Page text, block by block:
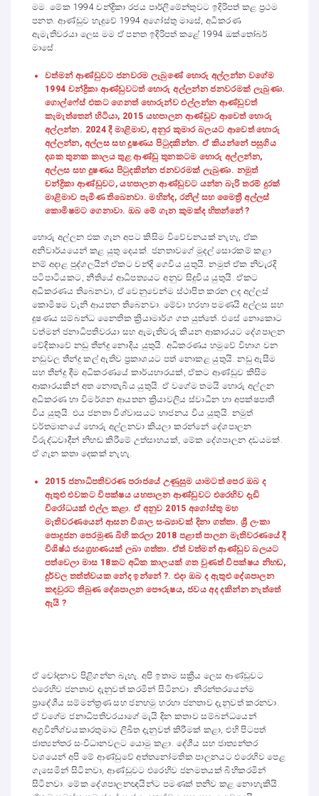
මම. මේක 1994 චන්ද්‍රිකා රජය පාර්ලිමේන්තුවට ඉදිරිපත් කළ ප්‍රථම
පනත. ආණ්ඩුව හැදුවේ 1994 අගෝස්තු මාසේ, අධිකරණ
ඇමැතිවරයා ලෙස මම ඒ පනත ඉදිරිපත් කළේ 1994 ඔක්තෝබර්
මාසේ.
වත්මන් ආණ්ඩුවට ජනවරම ලැබුණේ හොරු අල්ලන්න වගේම
1994 චන්ද්‍රිකා ආණ්ඩුවටත් හොරු අල්ලන්න ජනවරමක් ලැබුණා.
ගොල්ෆේස් එකට ගෙනත් හොරුන්ව එල්ලන්න ආණ්ඩුවත්
කැමැත්තෙන් හිටියා, 2015 යහපාලන ආණ්ඩුව ආවෙත් හොරු
අල්ලන්න. 2024 දී මාළිමාව, අනුර කුමාර බලයට ආවෙත් හොරු
අල්ලන්න, අල්ලස සහ දූෂණය පිටුදකින්න. ඒ කියන්නේ පසුගිය
දශක තුනක කාලය තුළ ආණ්ඩු තුනකටම හොරු අල්ලන්න,
අල්ලස සහ දූෂණය පිටුදකින්න ජනවරමක් ලැබුණා. නමුත්
චන්ද්‍රිකා ආණ්ඩුවට, යහපාලන ආණ්ඩුවට යන්න බැරි තරම් දුරක්
මාළිමාව පැමිණ තිබෙනවා. මහින්ද, රනිල් සහ මෛත්‍රී අල්ලස්
කොමිෂමට ගෙනාවා. ඔබ මේ ගැන කුමක්ද හිතන්නේ ?
හොරු අල්ලන එක ගැන අපට කිසිම විවේචනයක් නැහැ, ඒක
අනිවාර්යයෙන් කළ යුතු දෙයක්. ජනතාවගේ මුදල් සොරකම් කළා
නම් අදාළ පුද්ගලයින් ඒකට වන්දි ගෙවිය යුතුයි. නමුත් ඒක නිවැරදි
පටිපාටියකට, නීතියේ ආධිපත්‍යයට අනුව සිදුවිය යුතුයි. ඒකට
අධිකරණය තිබෙනවා, ඒ වෙනුවෙන්ම ස්ථාපිත කරන ලද අල්ලස්
කොමිෂම වැනි ආයතන තිබෙනවා. මේවා හරහා පමණයි අල්ලස සහ
දූෂණය සම්බන්ධ නෛතික ක්‍රියාමාර්ග ගත යුත්තේ. එසේ නොකොට
වත්මන් ජනාධිපතිවරයා සහ ඇමැතිවරු කියන ආකාරයට දේශපාලන
වේදිකාවේ නඩු තීන්දු නොදිය යුතුයි. අධිකරණය හමුවේ විභාග වන
නඩුවල තීන්දු කල් ඇතිව ප්‍රකාශයට පත් නොකළ යුතුයි. නඩු ඇසීම
සහ තීන්දු දීම අධිකරණයේ කාර්යභාරයක්, ඒකට ආණ්ඩුව කිසිම
ආකාරයකින් අත නොතැබිය යුතුයි. ඒ වගේම තමයි හොරු අල්ලන
අධිකරණ හා විමර්ශන ආයතන ක්‍රියාවලිය ස්වාධීන හා අපක්ෂපාතී
විය යුතුයි. එය ජනතා විශ්වාසයට භාජනය විය යුතුයි. නමුත්
වර්තමානයේ හොරු අල්ලනවා කියලා කරන්නේ දේශපාලන
විරුද්ධවාදීන් නිහඬ කිරීමේ උත්සාහයක්, මේක දේශපාලන දඩයමක්.
ඒ ගැන කතා දෙකක් නැහැ.
2015 ජනාධිපතිවරණ පරාජයේ උණුසුම යාමටත් පෙර ඔබ ද
ඇතුළු එවකට විපක්ෂය යහපාලන ආණ්ඩුවට එරෙහිව දැඩි
විරෝධයක් එල්ල කළා. ඒ අනුව 2015 අගෝස්තු මහ
මැතිවරණයෙන් ආසන විශාල සංඛ්‍යාවක් දිනා ගත්තා. ශ්‍රී ලංකා
පොදුජන පෙරමුණ බිහි කරලා 2018 පළාත් පාලන මැතිවරණයේ දී
විශිෂ්ඨ ජයග්‍රහණයක් ලබා ගත්තා. ඒත් වත්මන් ආණ්ඩුව බලයට
පත්වෙලා මාස 18කට අධික කාලයක් ගත වුණත් විපක්ෂය නිහඬ,
දුර්වල තත්ත්වයක නේද ඉන්නේ ?. එදා ඔබ ද ඇතුළු දේශපාලන
කඳවුරට තිබුණ දේශපාලන පෞරුෂය, ජවය අද දකින්න නැත්තේ
ඇයි ?
ඒ චෝදනාව පිළිගන්න බැහැ. අපි ඉතාම සක්‍රීය ලෙස ආණ්ඩුවට
එරෙහිව ජනතාව දැනුවත් කරමින් සිටිනවා. නිරන්තරයෙන්ම
ප්‍රාදේශීය සම්මන්ත්‍රණ සහ ජනහමු හරහා ජනතාව දැනුවත් කරනවා.
ඒ වගේම ජනාධිපතිවරයාගේ මැයි දින කතාව සම්බන්ධයෙන්
අග්‍රවිනිශ්චයකාරතුමාට ලිඛිත දැනුවත් කිරීමක් කළා, එහි පිටපත්
ජාත්‍යන්තර සංවිධානවලට යොමු කළා. දේශීය සහ ජාත්‍යන්තර
වශයෙන් අපි මේ ආණ්ඩුවේ අත්තනෝමතික පාලනයට එරෙහිව පෙළ
ගැසෙමින් සිටිනවා, ආණ්ඩුවට එරෙහිව ජනමතයක් බිහිකරමින්
සිටිනවා. මේක දේශපාලනඥයින්ට පමණක් තනිව කළ නොහැකියි.